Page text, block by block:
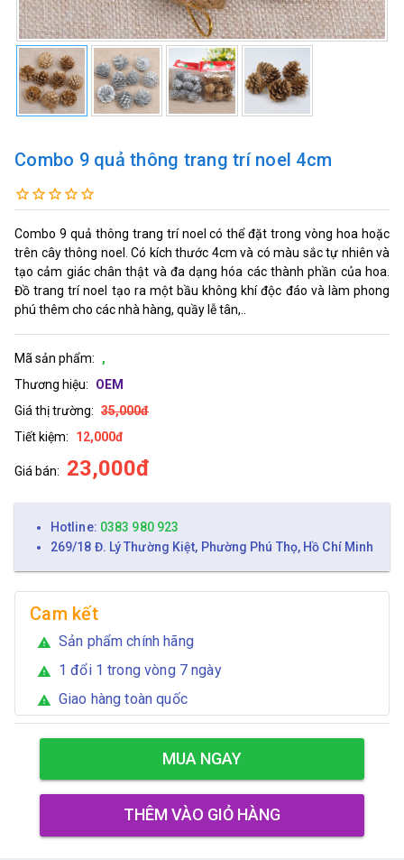
Combo 9 quả thông trang trí noel 4cm
Combo 9 quả thông trang trí noel có thể đặt trong vòng hoa hoặc
trên cây thông noel. Có kích thước 4cm và có màu sắc tự nhiên và
tạo cảm giác chân thật và đa dạng hóa các thành phần của hoa.
Đồ trang trí noel tạo ra một bầu không khí độc đáo và làm phong
phú thêm cho các nhà hàng, quầy lễ tân,..
Mã sản phẩm:
,
Thương hiệu:
OEM
Giá thị trường: 35,000đ
Tiết kiệm:
12,000đ
Giá bán: 23,000đ
Hotline: 0383 980 923
269/18 Đ. Lý Thường Kiệt, Phường Phú Thọ, Hồ Chí Minh
Cam kết
warning Sản phẩm chính hãng
warning 1 đổi 1 trong vòng 7 ngày
warning Giao hàng toàn quốc
MUA NGAY
THÊM VÀO GIỎ HÀNG